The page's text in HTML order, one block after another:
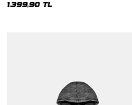
Hoodie
1.399,90 TL